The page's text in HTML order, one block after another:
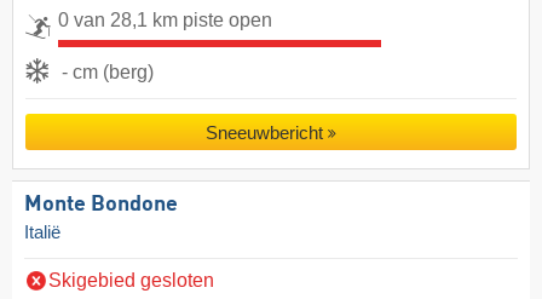
0 van 28,1 km piste open
- cm (berg)
Sneeuwbericht
Monte Bondone
Italië
Skigebied gesloten